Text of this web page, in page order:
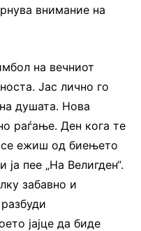
внимание на
на вечниот
Јас лично го
душата. Нова
раѓање. Ден кога те
се ежиш од биењето
пее „На Велигден“.
забавно и
јајце да биде